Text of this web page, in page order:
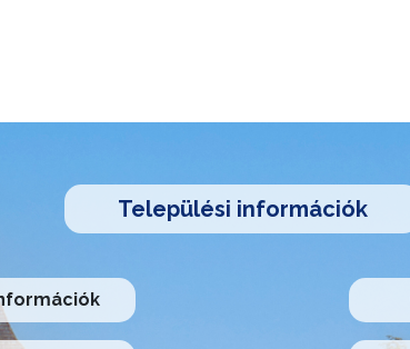
Települési információk